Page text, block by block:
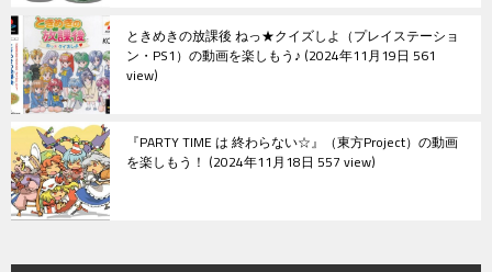
ときめきの放課後 ねっ★クイズしよ（プレイステーショ
ン・PS1）の動画を楽しもう♪ 2024年11月19日 561
view
『PARTY TIME は 終わらない☆』（東方Project）の動画
を楽しもう！ 2024年11月18日 557 view